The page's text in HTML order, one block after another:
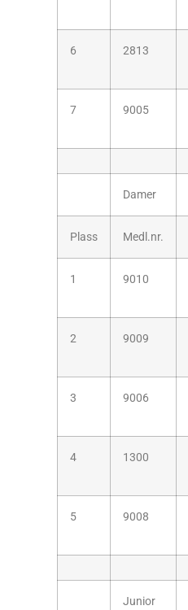
6 2813
7 9005
Damer
Plass Medl.nr.
1 9010
2 9009
3 9006
4 1300
5 9008
Junior